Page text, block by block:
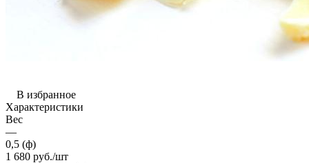
В избранное
Характеристики
Вес
—
0,5 (ф)
1 680 руб./шт